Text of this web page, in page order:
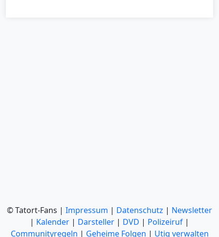
© Tatort-Fans | Impressum | Datenschutz | Newsletter
| Kalender | Darsteller | DVD | Polizeiruf |
Communityregeln | Geheime Folgen | Utiq verwalten